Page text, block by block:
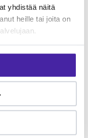
yhdistää näitä
heille tai joita on